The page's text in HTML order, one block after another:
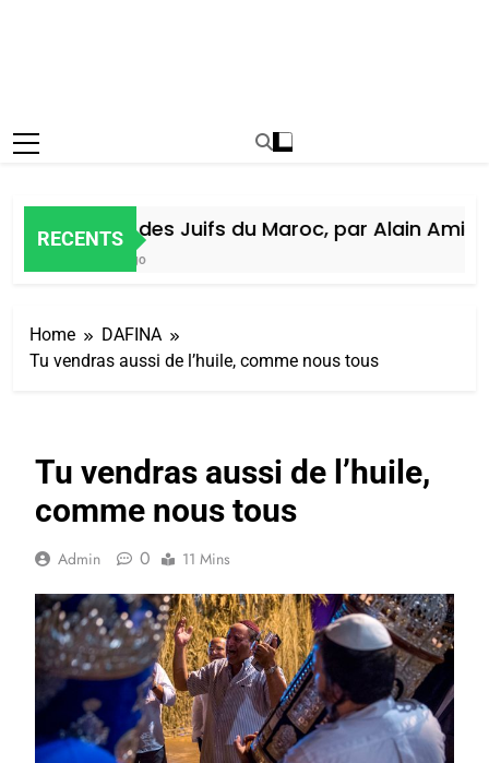
RECENTS
Histoire des Juifs du Maroc, par Alain Amiel
Home
DAFINA
Tu vendras aussi de l’huile, comme nous tous
Tu vendras aussi de l’huile,
comme nous tous
Admin 0 11 Mins